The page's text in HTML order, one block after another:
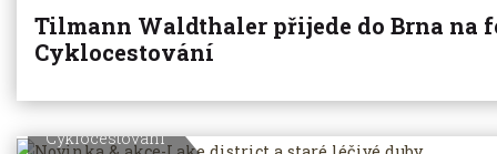
Tilmann Waldthaler přijede do Brna na
Cyklocestování
Cyklocestování